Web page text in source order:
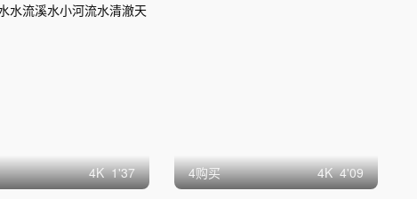
4K 1'37 4购买 4K 4'09